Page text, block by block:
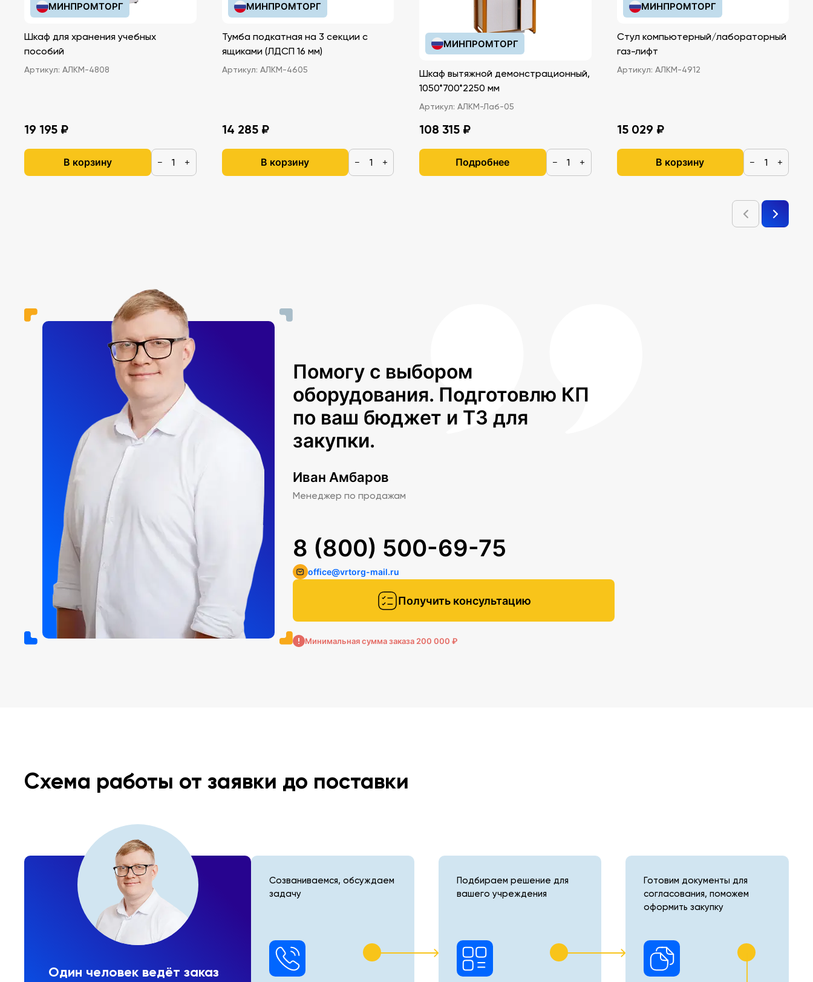
МИНПРОМТОРГ
Шкаф для хранения учебных
пособий
Артикул: АЛКМ-4808
19 195 ₽
В корзину − +
МИНПРОМТОРГ
Тумба подкатная на 3 секции с
ящиками (ЛДСП 16 мм)
Артикул: АЛКМ-4605
14 285 ₽
В корзину − +
МИНПРОМТОРГ
Шкаф вытяжной демонстрационный,
1050*700*2250 мм
Артикул: АЛКМ-Лаб-05
108 315 ₽
Подробнее − +
МИНПРОМТОРГ
Стул компьютерный/лабораторный
газ-лифт
Артикул: АЛКМ-4912
15 029 ₽
В корзину − +
Помогу с выбором
оборудования. Подготовлю КП
по ваш бюджет и ТЗ для
закупки.
Иван Амбаров
Менеджер по продажам
Получить консультацию
8 (800) 500-69-75
office@vrtorg-mail.ru
Минимальная сумма заказа 200 000 ₽
Схема работы от заявки до поставки
Один человек ведёт заказ
Созваниваемся, обсуждаем
задачу
Подбираем решение для
вашего учреждения
Готовим документы для
согласования, поможем
оформить закупку